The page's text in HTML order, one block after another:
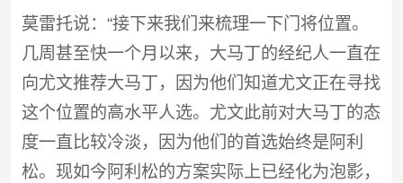
莫雷托说：“接下来我们来梳理一下门将位置。
几周甚至快一个月以来，大马丁的经纪人一直在
向尤文推荐大马丁，因为他们知道尤文正在寻找
这个位置的高水平人选。尤文此前对大马丁的态
度一直比较冷淡，因为他们的首选始终是阿利
松。现如今阿利松的方案实际上已经化为泡影，